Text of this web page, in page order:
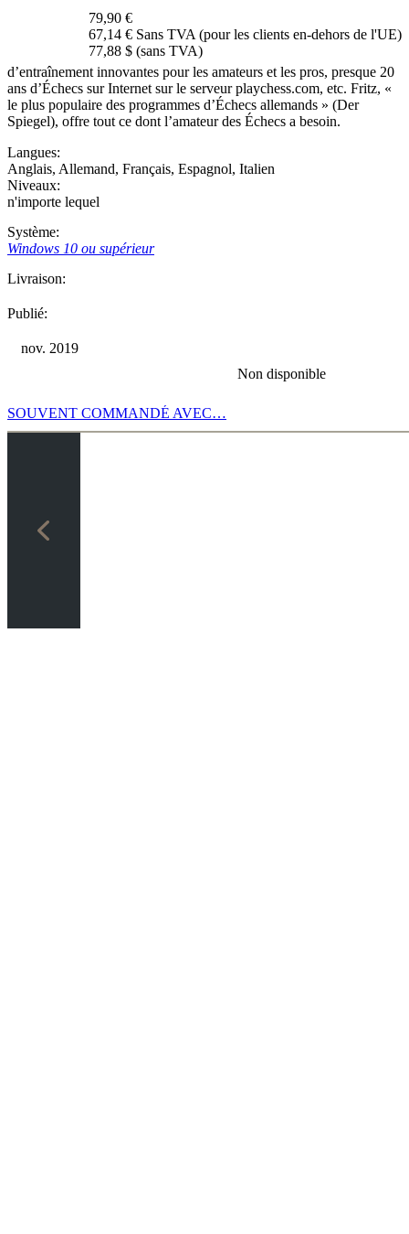
79,90 €
67,14 € Sans TVA (pour les clients en-dehors de l'UE)
77,88 $ (sans TVA)
d’entraînement innovantes pour les amateurs et les pros, presque 20
ans d’Échecs sur Internet sur le serveur playchess.com, etc. Fritz, «
le plus populaire des programmes d’Échecs allemands » (Der
Spiegel), offre tout ce dont l’amateur des Échecs a besoin.
Langues:
Anglais, Allemand, Français, Espagnol, Italien
Niveaux:
n'importe lequel
Système:
Windows 10 ou supérieur
Livraison:
Publié:
nov. 2019
Non disponible
SOUVENT COMMANDÉ AVEC…